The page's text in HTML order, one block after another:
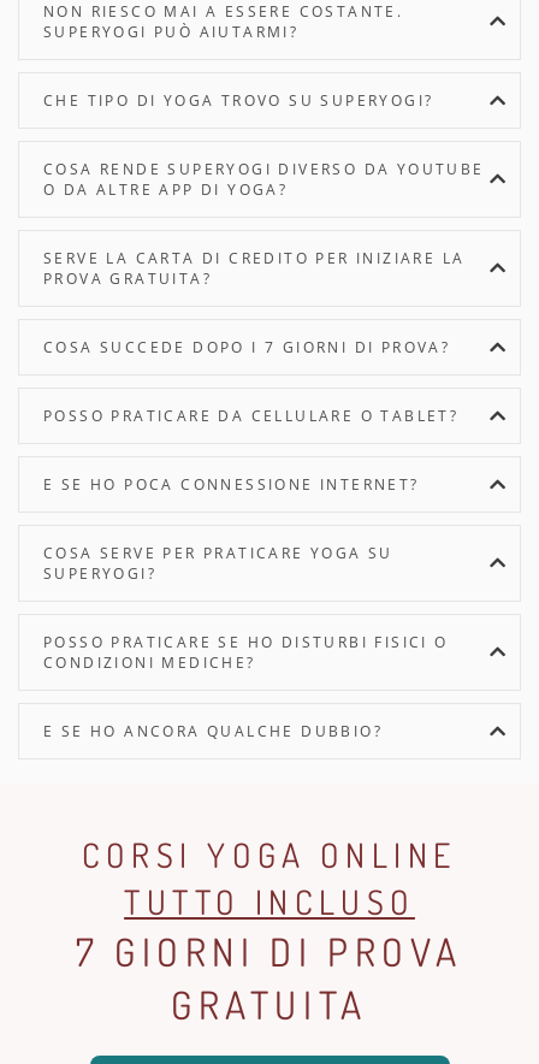
NON RIESCO MAI A ESSERE COSTANTE.
SUPERYOGI PUÒ AIUTARMI?
CHE TIPO DI YOGA TROVO SU SUPERYOGI?
COSA RENDE SUPERYOGI DIVERSO DA YOUTUBE
O DA ALTRE APP DI YOGA?
SERVE LA CARTA DI CREDITO PER INIZIARE LA
PROVA GRATUITA?
COSA SUCCEDE DOPO I 7 GIORNI DI PROVA?
POSSO PRATICARE DA CELLULARE O TABLET?
E SE HO POCA CONNESSIONE INTERNET?
COSA SERVE PER PRATICARE YOGA SU
SUPERYOGI?
POSSO PRATICARE SE HO DISTURBI FISICI O
CONDIZIONI MEDICHE?
E SE HO ANCORA QUALCHE DUBBIO?
CORSI YOGA ONLINE
TUTTO INCLUSO
7 GIORNI DI PROVA
GRATUITA